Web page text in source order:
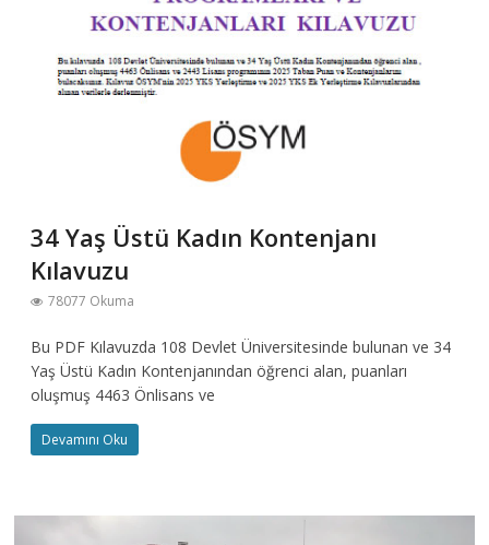
34 Yaş Üstü Kadın Kontenjanı
Kılavuzu
78077 Okuma
Bu PDF Kılavuzda 108 Devlet Üniversitesinde bulunan ve 34
Yaş Üstü Kadın Kontenjanından öğrenci alan, puanları
oluşmuş 4463 Önlisans ve
Devamını Oku